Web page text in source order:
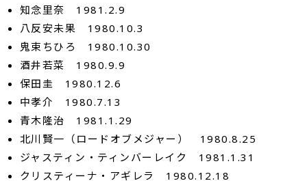
知念里奈 1981.2.9
八反安未果 1980.10.3
鬼束ちひろ 1980.10.30
酒井若菜 1980.9.9
保田圭 1980.12.6
中孝介 1980.7.13
青木隆治 1981.1.29
北川賢一（ロードオブメジャー） 1980.8.25
ジャスティン・ティンバーレイク 1981.1.31
クリスティーナ・アギレラ 1980.12.18